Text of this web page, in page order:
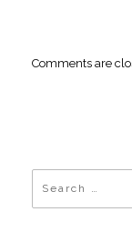
Comments are